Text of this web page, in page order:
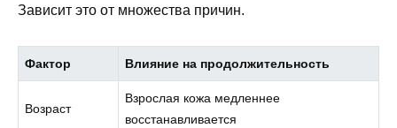
Зависит это от множества причин.
Фактор Влияние на продолжительность
Возраст
Взрослая кожа медленнее
восстанавливается